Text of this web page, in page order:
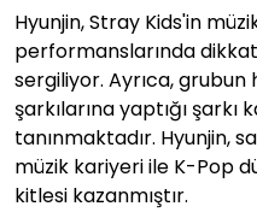
Hyunjin, Stray Kids'in
performanslarında
sergiliyor. Ayrıca,
şarkılarına yaptığı şarkı
tanınmaktadır. Hyunjin,
müzik kariyeri ile K-Pop
kitlesi kazanmıştır.